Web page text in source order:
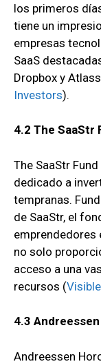
los primeros
tiene un
empresas
SaaS
Dropbox y
Investors).
4.2 The SaaStr
The SaaStr
dedicado a
tempranas.
de SaaStr, el
emprendedores
no solo
acceso a una
recursos (
4.3
Andreessen